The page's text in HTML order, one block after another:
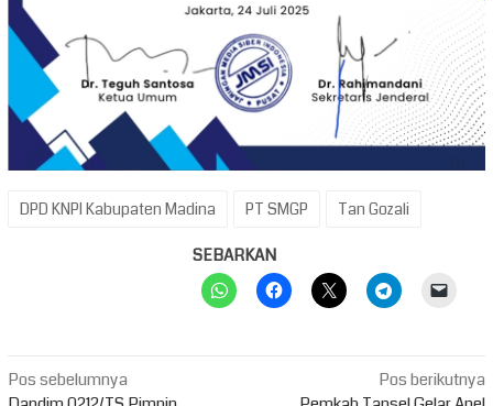
DPD KNPI Kabupaten Madina PT SMGP Tan Gozali
SEBARKAN
Navigasi
Pos sebelumnya
Pos berikutnya